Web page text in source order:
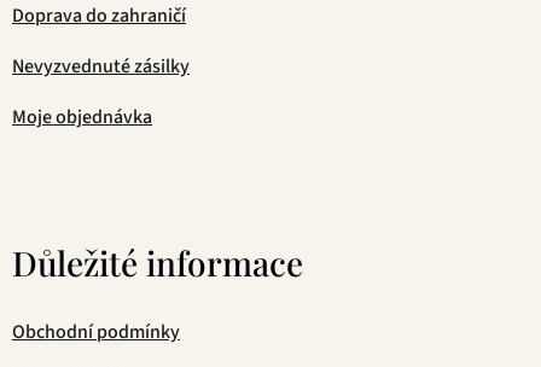
Doprava do zahraničí
Nevyzvednuté zásilky
Moje objednávka
Důležité informace
Obchodní podmínky